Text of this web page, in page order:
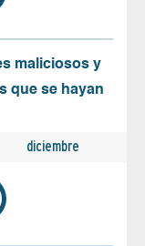
maliciosos y
que se hayan
diciembre